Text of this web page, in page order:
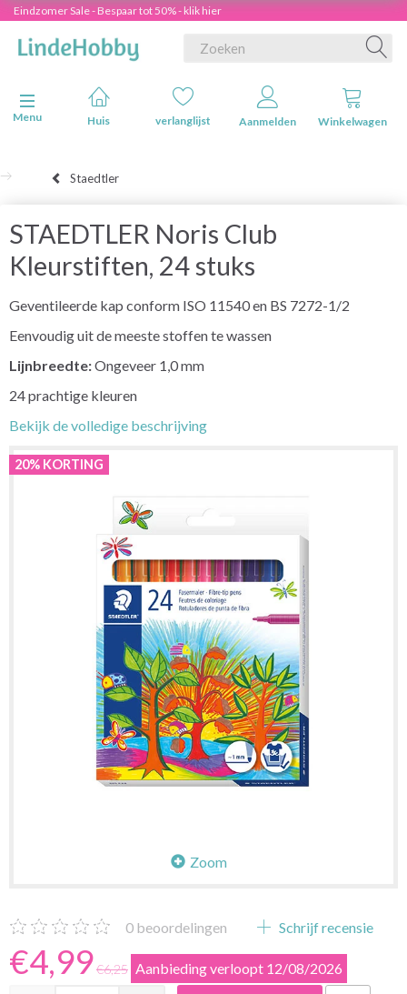
Eindzomer Sale - Bespaar tot 50% - klik hier
Navigatie in-/uitschakelen
Menu
Huis verlanglijst Aanmelden Winkelwagen
Staedtler
STAEDTLER Noris Club
Kleurstiften, 24 stuks
Geventileerde kap conform ISO 11540 en BS 7272-1/2
Eenvoudig uit de meeste stoffen te wassen
Lijnbreedte:Ongeveer 1,0 mm
24 prachtige kleuren
Bekijk de volledige beschrijving
20% KORTING
Zoom
0 beoordelingen Schrijf recensie
€4,99€6,25 Aanbieding verloopt 12/08/2026